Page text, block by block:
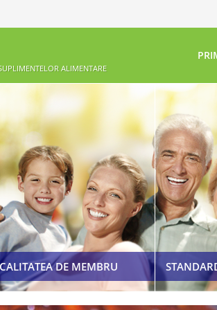
ALIMENTARE
CALITATEA DE MEMBRU
ETICHETAREA ȘI PUBLICITATEA
SUPLIMENTELOR ALIMENTARE
COD DE ETICĂ
LEGISLAȚIE